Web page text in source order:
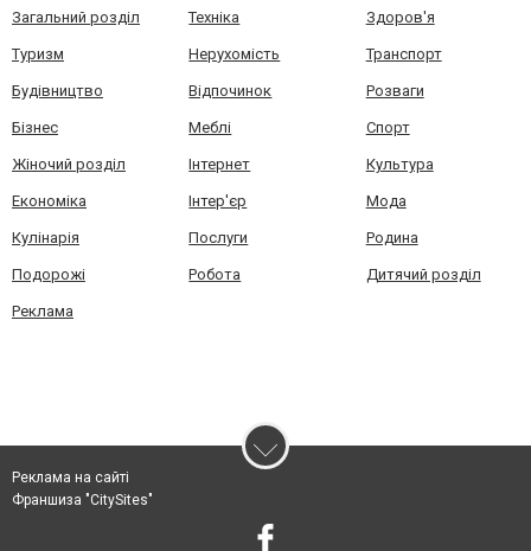
Загальний розділ Техніка Здоров'я
Туризм Нерухомість Транспорт
Будівництво Відпочинок Розваги
Бізнес Меблі Спорт
Жіночий розділ Інтернет Культура
Економіка Інтер'єр Мода
Кулінарія Послуги Родина
Подорожі Робота Дитячий розділ
Реклама
Реклама на сайті
Франшиза "CitySites"